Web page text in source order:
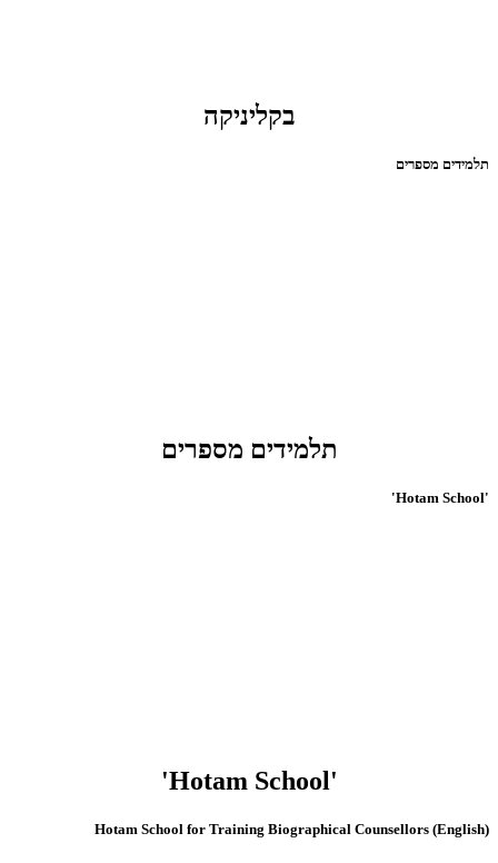
בקליניקה
תלמידים מספרים
תלמידים מספרים
'Hotam School'
'Hotam School'
(English) Hotam School for Training Biographical Counsellors